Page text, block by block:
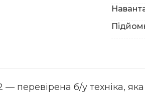
б/у техніка, яка